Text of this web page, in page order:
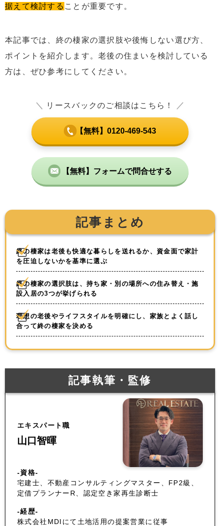
据えて検討する ことが重要です。
本記事では、終の棲家の選択肢や後悔しない選び方、
ポイントを紹介します。老後の住まいを検討している
方は、ぜひ参考にしてください。
＼ リースバックのご相談はこちら！ ／
【無料】0120-469-543
【無料】フォームで問合せする
記事まとめ
終の棲家は老後も快適な暮らしを送れるか、資金面で家計
を圧迫しないかを基準に選ぶ
終の棲家の選択肢は、持ち家・別の場所への住み替え・施
設入居の3つが挙げられる
理想の老後やライフスタイルを明確にし、家族とよく話し
合って終の棲家を決める
記事執筆・監修
エキスパート職
山口智暉
-資格-
宅建士、不動産コンサルティングマスター、FP2級、
定借プランナーR、認定空き家再生診断士
-経歴-
株式会社MDIにて土地活用の提案営業に従事